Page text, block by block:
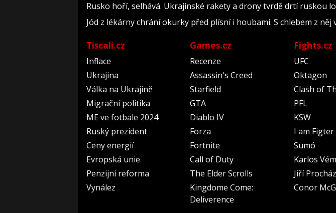
Rusko hoří, selhává. Ukrajinské rakety a drony tvrdě drtí ruskou
Jód z lékárny chrání okurky před plísní i houbami. S chlebem z
Tiscali.cz
Inflace
Ukrajina
Válka na Ukrajině
Migrační politika
ME ve fotbale 2024
Ruský prezident
Ceny energií
Evropská unie
Penzijní reforma
Vynález
Games.cz
Recenze
Assassin's Creed
Starfield
GTA
Diablo IV
Forza
Fortnite
Call of Duty
The Elder Scrolls
Kingdome Come:
Deliverence
Fights.cz
UFC
Oktagon
Clash of
PFL
KSW
I am Figter
Sumó
Karlos
Jiří
Conor